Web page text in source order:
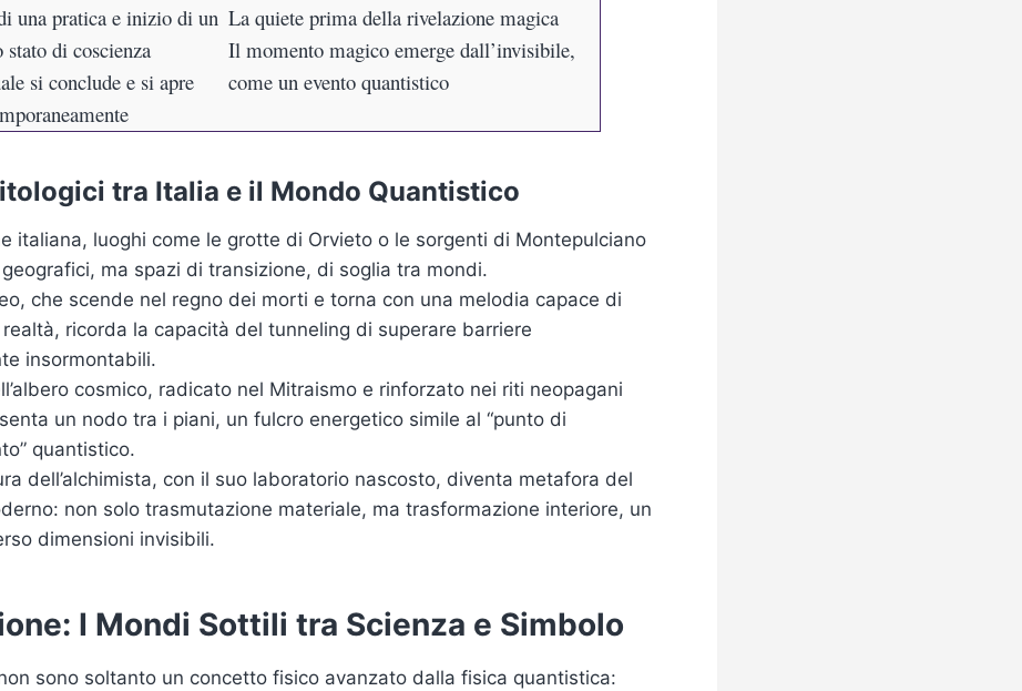
una pratica e inizio di un
stato di coscienza
si conclude e si apre
La quiete prima della rivelazione magica
Il momento magico emerge dall’invisibile,
come un evento quantistico
tra Italia e il Mondo Quantistico
italiana, luoghi come le grotte di Orvieto o le sorgenti di Montepulciano
ma spazi di transizione, di soglia tra mondi.
che scende nel regno dei morti e torna con una melodia capace di
ricorda la capacità del tunneling di superare barriere
insormontabili.
cosmico, radicato nel Mitraismo e rinforzato nei riti neopagani
un nodo tra i piani, un fulcro energetico simile al “punto di
quantistico.
dell’alchimista, con il suo laboratorio nascosto, diventa metafora del
non solo trasmutazione materiale, ma trasformazione interiore, un
dimensioni invisibili.
I Mondi Sottili tra Scienza e Simbolo
sono soltanto un concetto fisico avanzato dalla fisica quantistica: